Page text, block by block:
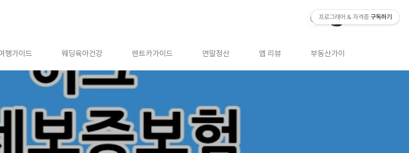
행가이드 웨딩육아건강 렌트카가이드 연말정산 앱 리뷰 부동산가이드
프로그래머 & 자격증 구독하기